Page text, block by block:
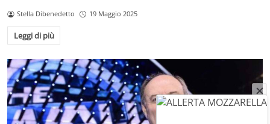
Stella Dibenedetto 19 Maggio 2025
Leggi di più